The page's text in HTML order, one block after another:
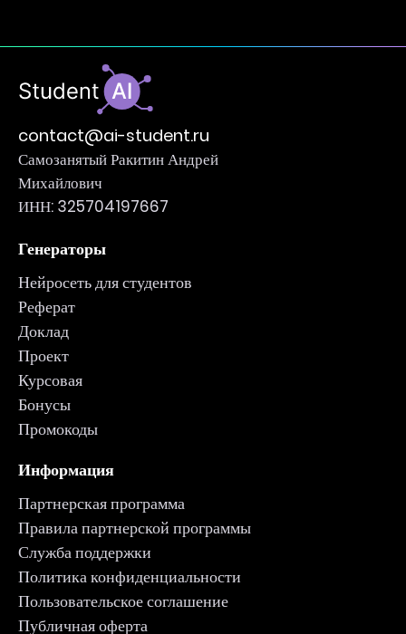
contact@ai-student.ru
Самозанятый Ракитин Андрей
Михайлович
ИНН: 325704197667
Генераторы
Нейросеть для студентов
Реферат
Доклад
Проект
Курсовая
Бонусы
Промокоды
Информация
Партнерская программа
Правила партнерской программы
Служба поддержки
Политика конфиденциальности
Пользовательское соглашение
Публичная оферта